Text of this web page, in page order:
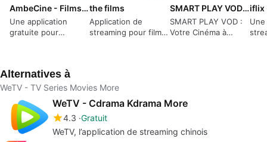
AmbeCine - Films Web Series
Une application
gratuite pour
the films
Application de
streaming pour films
SMART PLAY VOD - Films & Séries TV
SMART PLAY VOD :
Votre Cinéma à
Alternatives à
WeTV - TV Series Movies More
WeTV - Cdrama Kdrama More
4.3 Gratuit
WeTV, l’application de streaming chinois